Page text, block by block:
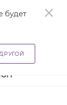
будет
— Ортезы и